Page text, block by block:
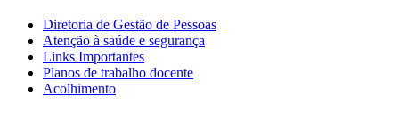
Diretoria de Gestão de Pessoas
Atenção à saúde e segurança
Links Importantes
Planos de trabalho docente
Acolhimento